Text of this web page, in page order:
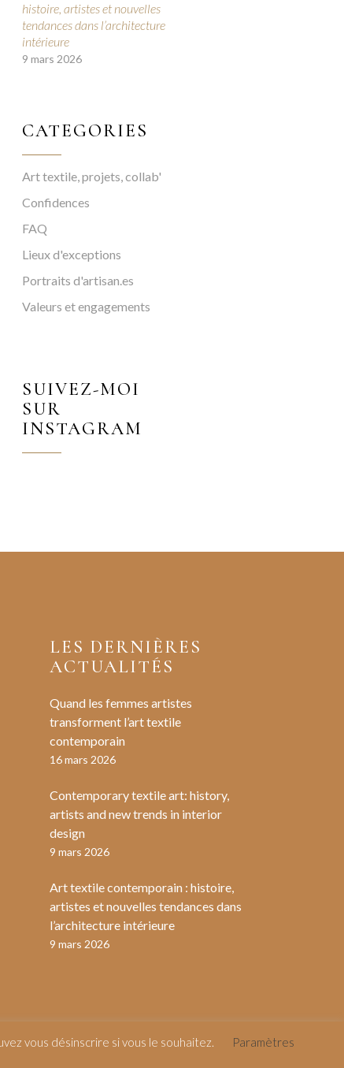
histoire, artistes et nouvelles
tendances dans l’architecture
intérieure
9 mars 2026
CATEGORIES
Art textile, projets, collab'
Confidences
FAQ
Lieux d'exceptions
Portraits d'artisan.es
Valeurs et engagements
SUIVEZ-MOI
SUR
INSTAGRAM
LES DERNIÈRES
ACTUALITÉS
Quand les femmes artistes
transforment l’art textile
contemporain
16 mars 2026
Contemporary textile art: history,
artists and new trends in interior
design
9 mars 2026
Art textile contemporain : histoire,
artistes et nouvelles tendances dans
l’architecture intérieure
9 mars 2026
vous désinscrire si vous le souhaitez. Paramètres